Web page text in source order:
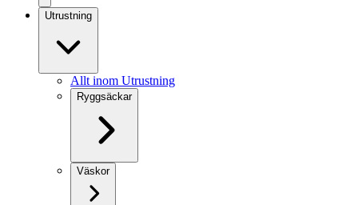
Utrustning
Allt inom Utrustning
Ryggsäckar
Väskor